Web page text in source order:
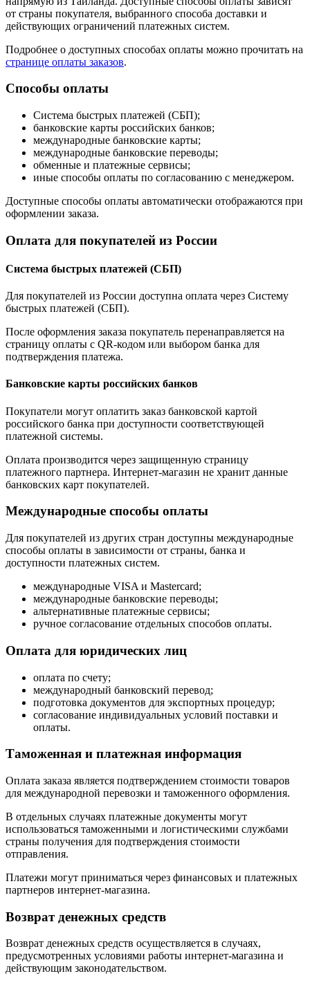
от страны покупателя, выбранного способа доставки и
действующих ограничений платежных систем.
Подробнее о доступных способах оплаты можно прочитать на
странице оплаты заказов.
Способы оплаты
Система быстрых платежей (СБП);
банковские карты российских банков;
международные банковские карты;
международные банковские переводы;
обменные и платежные сервисы;
иные способы оплаты по согласованию с менеджером.
Доступные способы оплаты автоматически отображаются при
оформлении заказа.
Оплата для покупателей из России
Система быстрых платежей (СБП)
Для покупателей из России доступна оплата через Систему
быстрых платежей (СБП).
После оформления заказа покупатель перенаправляется на
страницу оплаты с QR-кодом или выбором банка для
подтверждения платежа.
Банковские карты российских банков
Покупатели могут оплатить заказ банковской картой
российского банка при доступности соответствующей
платежной системы.
Оплата производится через защищенную страницу
платежного партнера. Интернет-магазин не хранит данные
банковских карт покупателей.
Международные способы оплаты
Для покупателей из других стран доступны международные
способы оплаты в зависимости от страны, банка и
доступности платежных систем.
международные VISA и Mastercard;
международные банковские переводы;
альтернативные платежные сервисы;
ручное согласование отдельных способов оплаты.
Оплата для юридических лиц
оплата по счету;
международный банковский перевод;
подготовка документов для экспортных процедур;
согласование индивидуальных условий поставки и
оплаты.
Таможенная и платежная информация
Оплата заказа является подтверждением стоимости товаров
для международной перевозки и таможенного оформления.
В отдельных случаях платежные документы могут
использоваться таможенными и логистическими службами
страны получения для подтверждения стоимости
отправления.
Платежи могут приниматься через финансовых и платежных
партнеров интернет-магазина.
Возврат денежных средств
Возврат денежных средств осуществляется в случаях,
предусмотренных условиями работы интернет-магазина и
действующим законодательством.